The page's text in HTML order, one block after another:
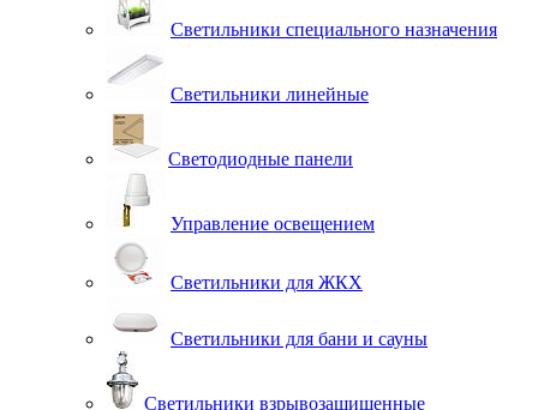
Светильники специального назначения
Светильники линейные
Светодиодные панели
Управление освещением
Светильники для ЖКХ
Светильники для бани и сауны
Светильники взрывозащищенные